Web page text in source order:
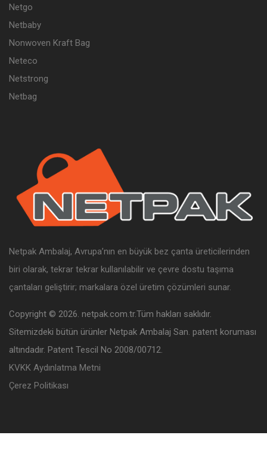
Netpak Ambalaj, Avrupa’nın en büyük bez çanta üreticilerinden
biri olarak, tekrar tekrar kullanılabilir ve çevre dostu taşıma
çantaları geliştirir; markalara özel üretim çözümleri sunar.
Copyright © 2026. netpak.com.tr.Tüm hakları saklıdır.
Sitemizdeki bütün ürünler Netpak Ambalaj San. patent koruması
altındadır. Patent Tescil No 2008/00712.
KVKK Aydınlatma Metni
Çerez Politikası
Netgo
Netbaby
Nonwoven Kraft Bag
Neteco
Netstrong
Netbag